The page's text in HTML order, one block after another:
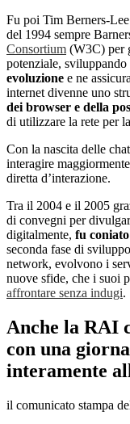
Fu poi Tim Berners-
del 1994 sempre
Consortium (W3C) per
potenziale,
evoluzione e ne
internet divenne uno
dei browser e della
di utilizzare la rete per
Con la nascita delle
interagire
diretta d’interazione.
Tra il 2004 e il 2005
di convegni per
digitalmente, fu
seconda fase di
network, evolvono i
nuove sfide, che i suoi
affrontare senza indugi.
Anche la RAI
con una
interamente
il comunicato stampa